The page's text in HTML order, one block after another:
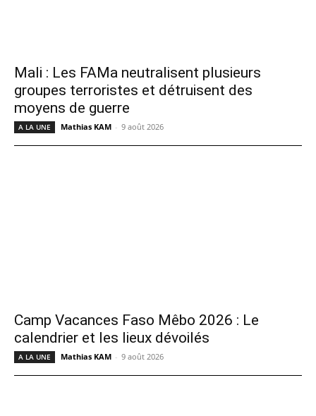
Mali : Les FAMa neutralisent plusieurs
groupes terroristes et détruisent des
moyens de guerre
A LA UNE Mathias KAM - 9 août 2026
Camp Vacances Faso Mêbo 2026 : Le
calendrier et les lieux dévoilés
A LA UNE Mathias KAM - 9 août 2026